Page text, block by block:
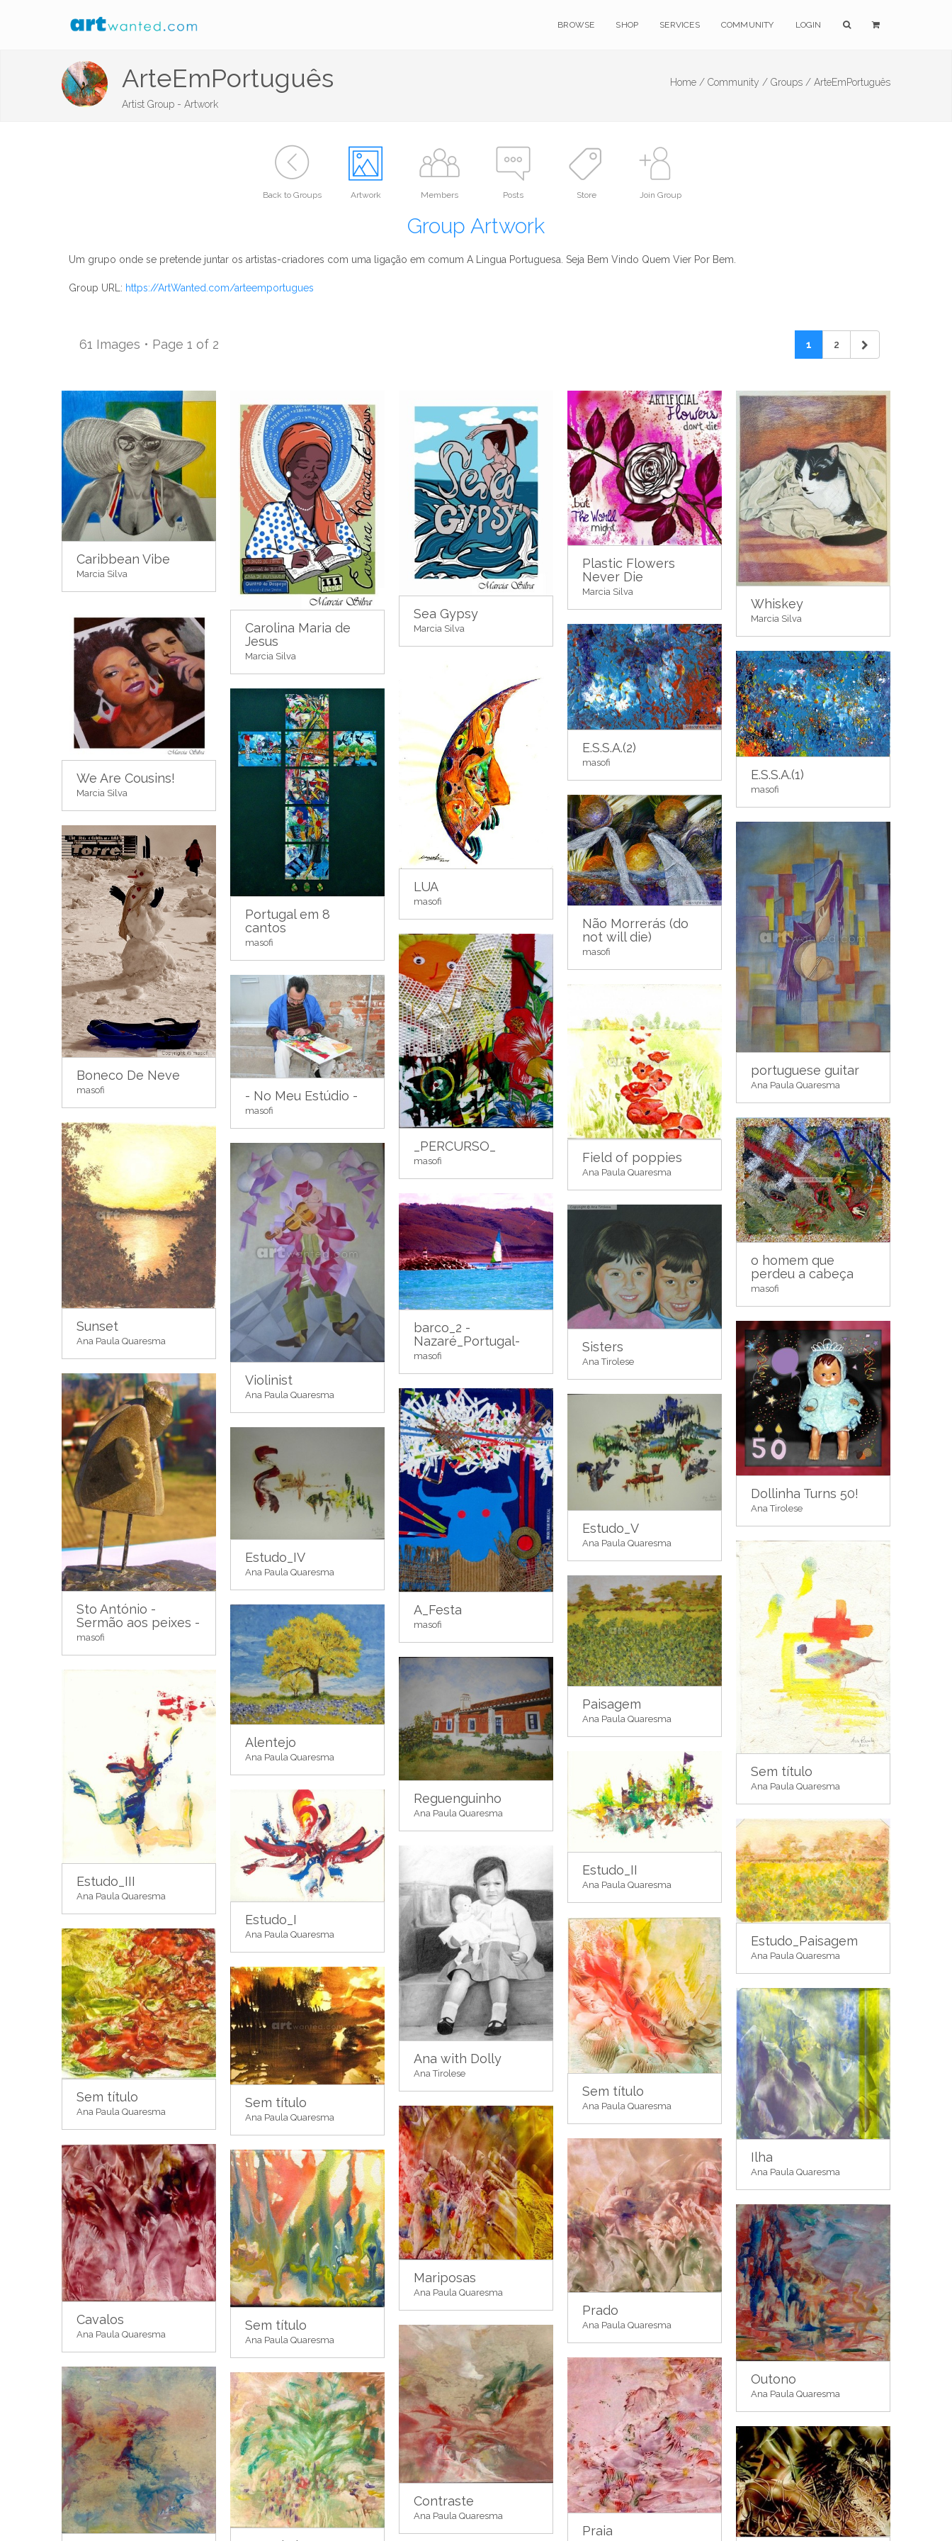
BROWSE SHOP SERVICES COMMUNITY LOGIN
ArteEmPortuguês
Artist Group - Artwork
Home / Community / Groups / ArteEmPortuguês
Back to Groups Artwork Members Posts Store Join Group
Group Artwork
Um grupo onde se pretende juntar os artistas-criadores com uma ligação em comum A Lingua Portuguesa. Seja Bem Vindo Quem Vier Por Bem.
Group URL: https://ArtWanted.com/arteemportugues
61 Images • Page 1 of 2 1 2
Caribbean Vibe
Marcia Silva
Carolina Maria de
Jesus
Marcia Silva
Sea Gypsy
Marcia Silva
Plastic Flowers
Never Die
Marcia Silva
Whiskey
Marcia Silva
We Are Cousins!
Marcia Silva
E.S.S.A.(2)
masofi
E.S.S.A.(1)
masofi
LUA
masofi
Portugal em 8
cantos
masofi
Não Morrerás (do
not will die)
masofi
portuguese guitar
Ana Paula Quaresma
Boneco De Neve
masofi
_PERCURSO_
masofi
- No Meu Estúdio -
masofi
Field of poppies
Ana Paula Quaresma
o homem que
perdeu a cabeça
masofi
Sunset
Ana Paula Quaresma
Violinist
Ana Paula Quaresma
barco_2 -
Nazaré_Portugal-
masofi
Sisters
Ana Tirolese
Dollinha Turns 50!
Ana Tirolese
Sto António -
Sermão aos peixes -
masofi
A_Festa
masofi
Estudo_V
Ana Paula Quaresma
Estudo_IV
Ana Paula Quaresma
Sem título
Ana Paula Quaresma
Paisagem
Ana Paula Quaresma
Alentejo
Ana Paula Quaresma
Reguenguinho
Ana Paula Quaresma
Estudo_III
Ana Paula Quaresma
Estudo_II
Ana Paula Quaresma
Estudo_I
Ana Paula Quaresma Estudo_Paisagem
Ana Paula Quaresma
Ana with Dolly
Ana Tirolese
Sem título
Ana Paula Quaresma
Sem título
Ana Paula Quaresma
Sem título
Ana Paula Quaresma
Ilha
Ana Paula Quaresma
Mariposas
Ana Paula Quaresma
Prado
Ana Paula Quaresma
Cavalos
Ana Paula Quaresma
Sem título
Ana Paula Quaresma
Outono
Ana Paula Quaresma
Contraste
Ana Paula Quaresma
Praia